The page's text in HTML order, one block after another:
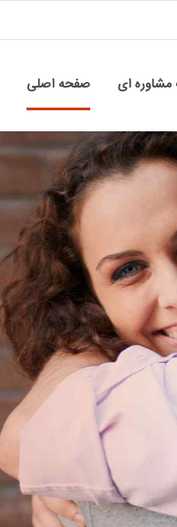
ای صفحه اصلی